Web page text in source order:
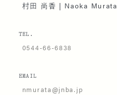
村田 尚香 | Naoka Murata
TEL.
0544-66-6838
EMAIL
nmurata@jnba.jp